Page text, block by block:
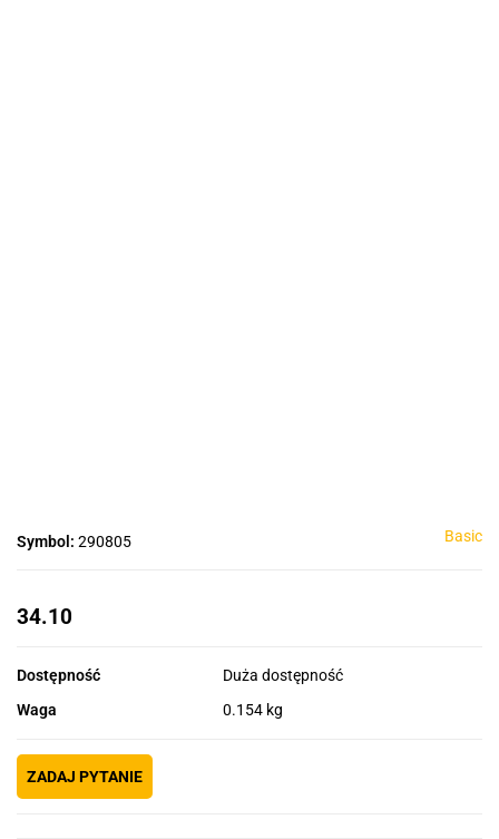
Symbol: 290805 Basic
34.10
Dostępność
Duża dostępność
Waga
0.154 kg
ZADAJ PYTANIE